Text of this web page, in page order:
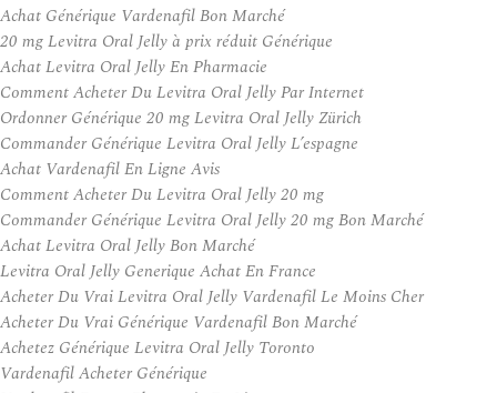
Achat Générique Vardenafil Bon Marché
20 mg Levitra Oral Jelly à prix réduit Générique
Achat Levitra Oral Jelly En Pharmacie
Comment Acheter Du Levitra Oral Jelly Par Internet
Ordonner Générique 20 mg Levitra Oral Jelly Zürich
Commander Générique Levitra Oral Jelly L’espagne
Achat Vardenafil En Ligne Avis
Comment Acheter Du Levitra Oral Jelly 20 mg
Commander Générique Levitra Oral Jelly 20 mg Bon Marché
Achat Levitra Oral Jelly Bon Marché
Levitra Oral Jelly Generique Achat En France
Acheter Du Vrai Levitra Oral Jelly Vardenafil Le Moins Cher
Acheter Du Vrai Générique Vardenafil Bon Marché
Achetez Générique Levitra Oral Jelly Toronto
Vardenafil Acheter Générique